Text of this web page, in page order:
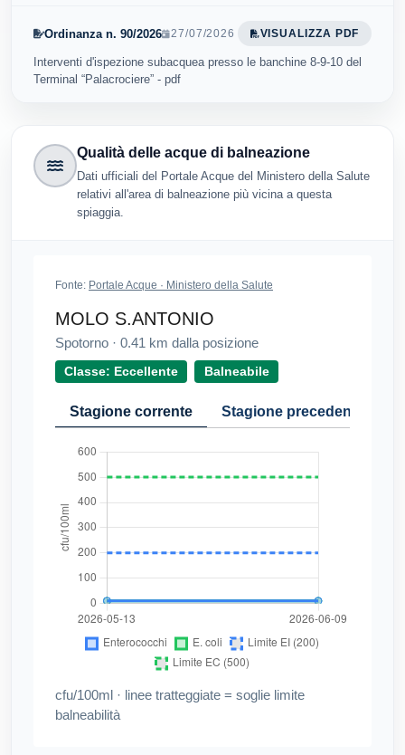
Ordinanza n. 90/2026 27/07/2026 VISUALIZZA PDF
Interventi d'ispezione subacquea presso le banchine 8-9-10 del
Terminal “Palacrociere” - pdf
Qualità delle acque di balneazione
Dati ufficiali del Portale Acque del Ministero della Salute
relativi all'area di balneazione più vicina a questa
spiaggia.
Fonte: Portale Acque · Ministero della Salute
MOLO S.ANTONIO
Spotorno · 0.41 km dalla posizione
Classe: Eccellente Balneabile
Stagione corrente Stagione precedente
cfu/100ml · linee tratteggiate = soglie limite
balneabilità